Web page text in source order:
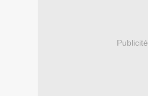
Publicité